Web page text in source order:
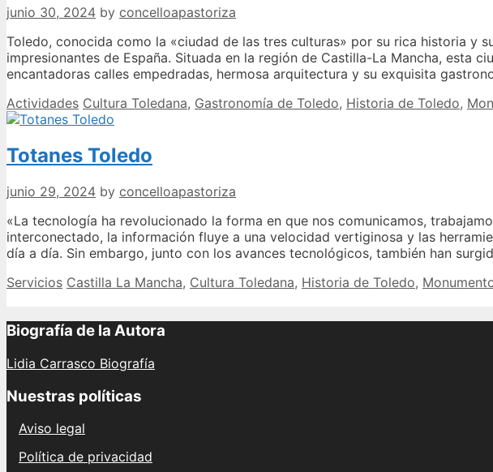
junio 30, 2024 by concelloapastoriza
Toledo, conocida como la «ciudad de las tres culturas» por su rica historia y
impresionantes de España. Situada en la región de Castilla-La Mancha, esta
encantadoras calles empedradas, hermosa arquitectura y su exquisita
Categories
Actividades Tags
Cultura Toledana, Gastronomía de Toledo, Historia de Toledo,
Totanes Toledo
junio 29, 2024 by concelloapastoriza
«La tecnología ha revolucionado la forma en que nos comunicamos,
interconectado, la información fluye a una velocidad vertiginosa y las
día a día. Sin embargo, junto con los avances tecnológicos, también han
Categories
Servicios Tags
Castilla La Mancha, Cultura Toledana, Historia de Toledo,
Biografía de la Autora
Lidia Carrasco Biografía
Nuestras políticas
Aviso legal
Política de privacidad